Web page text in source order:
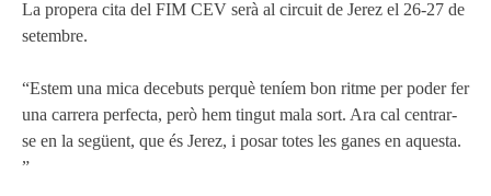
La propera cita del FIM CEV serà al circuit de Jerez el 26-27 de
setembre.
“Estem una mica decebuts perquè teníem bon ritme per poder fer
una carrera perfecta, però hem tingut mala sort. Ara cal centrar-
se en la següent, que és Jerez, i posar totes les ganes en aquesta.
”